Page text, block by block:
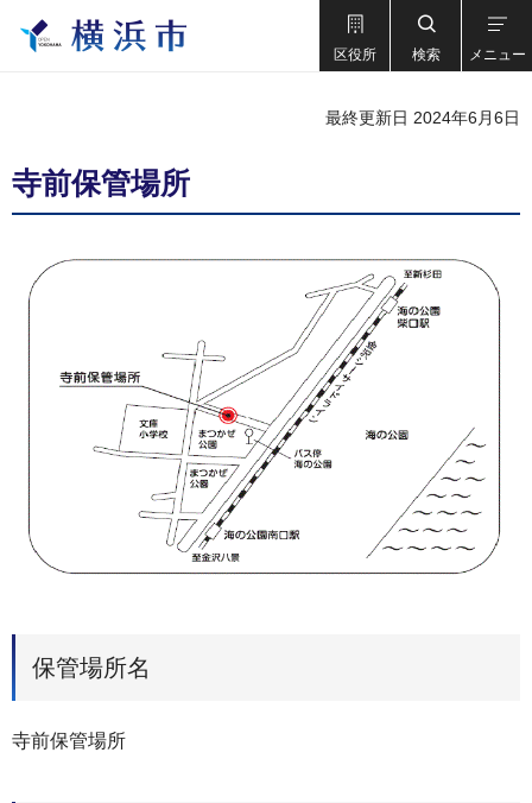
区役所 検索 メニュー
最終更新日 2024年6月6日
寺前保管場所
保管場所名
寺前保管場所